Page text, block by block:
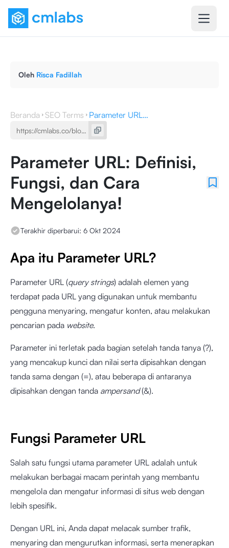
Oleh Risca Fadillah
Beranda SEO Terms Parameter URL: Definisi, Fungsi, dan Cara Mengelolanya!
Parameter URL: Definisi,
Fungsi, dan Cara
Mengelolanya!
Terakhir diperbarui: 6 Okt 2024
Apa itu Parameter URL?
Parameter URL (query strings) adalah elemen yang
terdapat pada URL yang digunakan untuk membantu
pengguna menyaring, mengatur konten, atau melakukan
pencarian pada website.
Parameter ini terletak pada bagian setelah tanda tanya (?),
yang mencakup kunci dan nilai serta dipisahkan dengan
tanda sama dengan (=), atau beberapa di antaranya
dipisahkan dengan tanda ampersand(&).
Fungsi Parameter URL
Salah satu fungsi utama parameter URL adalah untuk
melakukan berbagai macam perintah yang membantu
mengelola dan mengatur informasi di situs web dengan
lebih spesifik.
Dengan URL ini, Anda dapat melacak sumber trafik,
menyaring dan mengurutkan informasi, serta menerapkan